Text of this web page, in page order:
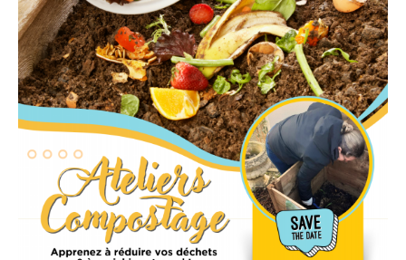
Le Conseil municipal de Longchamp-sur-
Aujon
Les réunions du Conseil municipal
La Communauté de communes
Les réunions du Conseil communautaire
(CCRB)
Budget communal & fiscalité
Vie scolaire